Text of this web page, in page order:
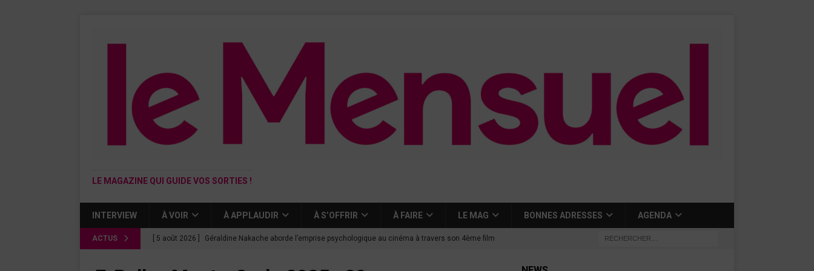
LE MAGAZINE QUI GUIDE VOS SORTIES !
INTERVIEW À VOIR À APPLAUDIR À S’OFFRIR À FAIRE LE MAG BONNES ADRESSES AGENDA
ACTUS [ 5 août 2026 ] Géraldine Nakache aborde l’emprise psychologique au cinéma à travers son 4ème film